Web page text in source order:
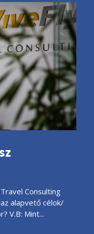
Consulting
alapvető célok/
V.B: Mint...